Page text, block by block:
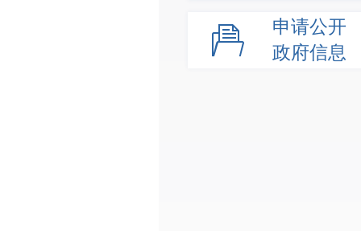
申请公开
政府信息